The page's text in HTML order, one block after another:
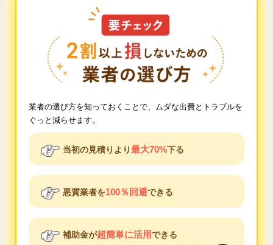
業者の選び方を知っておくことで、ムダな出費とトラブルを
ぐっと減らせます。
当初の見積りより最大70%下る
悪質業者を100％回避できる
補助金が超簡単に活用できる